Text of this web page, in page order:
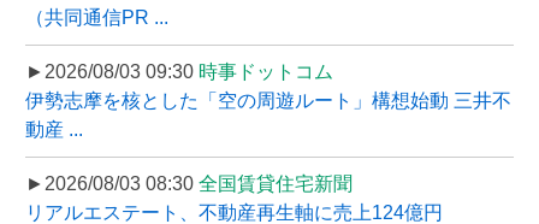
（共同通信PR ...
►2026/08/03 09:30 時事ドットコム
伊勢志摩を核とした「空の周遊ルート」構想始動 三井不
動産 ...
►2026/08/03 08:30 全国賃貸住宅新聞
リアルエステート、不動産再生軸に売上124億円